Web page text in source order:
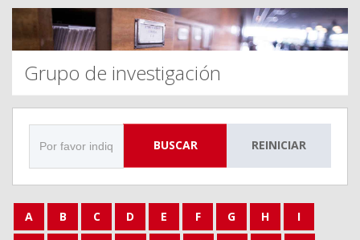
Grupo de investigación
BUSCAR REINICIAR
A B C D E F G H
I